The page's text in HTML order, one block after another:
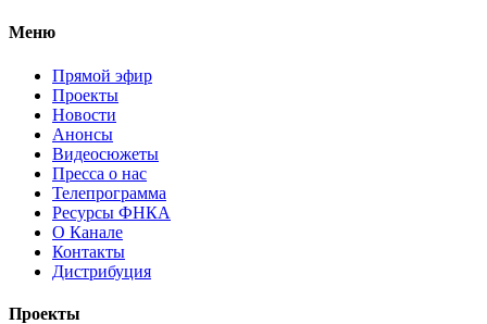
Меню
Прямой эфир
Проекты
Новости
Анонсы
Видеосюжеты
Пресса о нас
Телепрограмма
Ресурсы ФНКА
О Канале
Контакты
Дистрибуция
Проекты